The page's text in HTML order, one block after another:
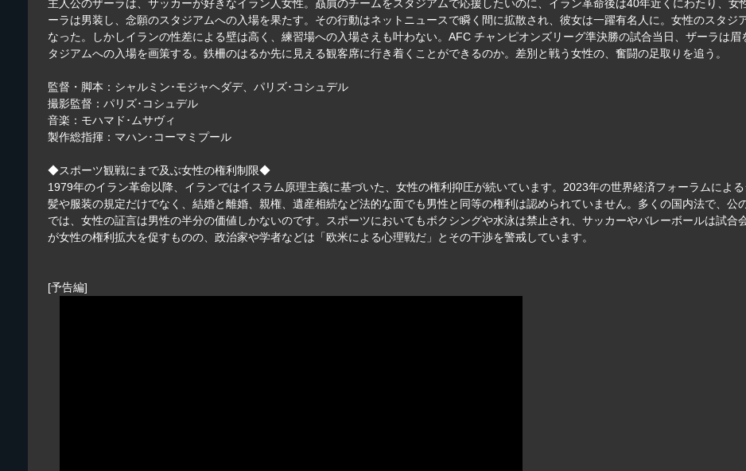
主人公のザーラは、サッカーが好きなイラン人女性。贔屓のチームをスタジアムで応援したいのに、イラン革命後は40年近くにわたり、
ーラは男装し、念願のスタジアムへの入場を果たす。その行動はネットニュースで瞬く間に拡散され、彼女は一躍有名人に。女性のスタジ
なった。しかしイランの性差による壁は高く、練習場への入場さえも叶わない。AFC チャンピオンズリーグ準決勝の試合当日、ザーラは
タジアムへの入場を画策する。鉄柵のはるか先に見える観客席に行き着くことができるのか。差別と戦う女性の、奮闘の足取りを追う。
監督・脚本：シャルミン･モジャヘダデ、パリズ･コシュデル
撮影監督：パリズ･コシュデル
音楽：モハマド･ムサヴィ
製作総指揮：マハン･コーマミプール
◆スポーツ観戦にまで及ぶ女性の権利制限◆
1979年のイラン革命以降、イランではイスラム原理主義に基づいた、女性の権利抑圧が続いています。2023年の世界経済フォーラムによ
髪や服装の規定だけでなく、結婚と離婚、親権、遺産相続など法的な面でも男性と同等の権利は認められていません。多くの国内法で、
では、女性の証言は男性の半分の価値しかないのです。スポーツにおいてもボクシングや水泳は禁止され、サッカーやバレーボールは試
が女性の権利拡大を促すものの、政治家や学者などは「欧米による心理戦だ」とその干渉を警戒しています。
[予告編]